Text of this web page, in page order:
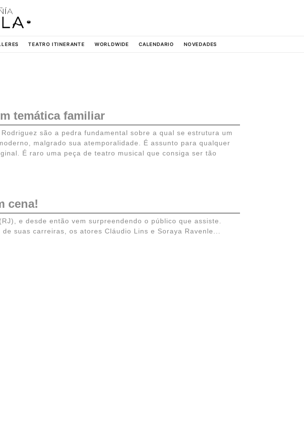
TEATRO ITINERANTE WORLDWIDE CALENDARIO NOVEDADES
temática familiar
são a pedra fundamental sobre a qual se estrutura um
malgrado sua atemporalidade. É assunto para qualquer
É raro uma peça de teatro musical que consiga ser tão
cena!
e desde então vem surpreendendo o público que assiste.
suas carreiras, os atores Cláudio Lins e Soraya Ravenle...